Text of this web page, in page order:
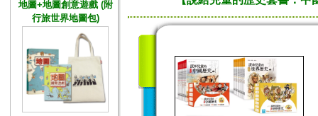
地圖+地圖創意遊戲 (附
行旅世界地圖包)